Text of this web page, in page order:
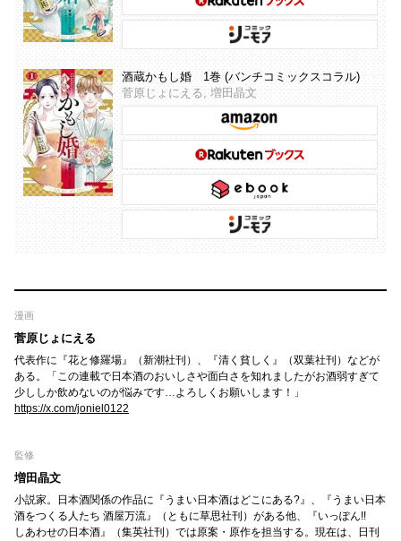
酒蔵かもし婚 1巻 (バンチコミックスコラル)
菅原じょにえる, 増田晶文
漫画
菅原じょにえる
代表作に『花と修羅場』（新潮社刊）、『清く貧しく』（双葉社刊）などが
ある。「この連載で日本酒のおいしさや面白さを知れましたがお酒弱すぎて
少ししか飲めないのが悩みです…よろしくお願いします！」
https://x.com/joniel0122
監修
増田晶文
小説家。日本酒関係の作品に『うまい日本酒はどこにある?』、『うまい日本
酒をつくる人たち 酒屋万流』（ともに草思社刊）がある他、『いっぽん!!
しあわせの日本酒』（集英社刊）では原案・原作を担当する。現在は、日刊